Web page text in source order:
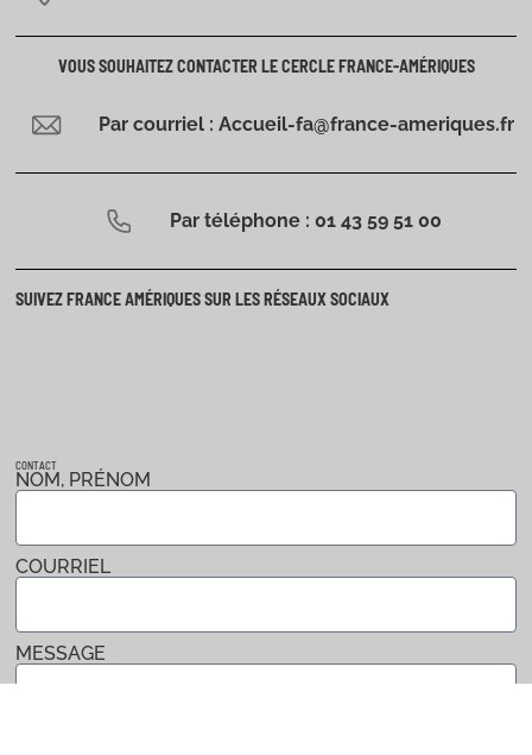
CONTACT
NOM, PRÉNOM
COURRIEL
MESSAGE
VOUS SOUHAITEZ CONTACTER LE CERCLE FRANCE-AMÉRIQUES
Par courriel : Accueil-fa@france-ameriques.fr
Par téléphone : 01 43 59 51 00
SUIVEZ FRANCE AMÉRIQUES SUR LES RÉSEAUX SOCIAUX